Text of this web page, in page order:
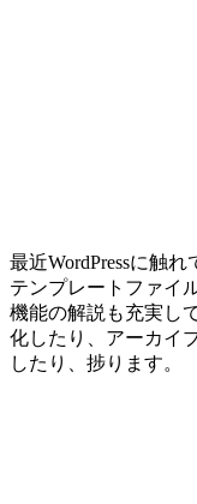
最近WordPressに触
テンプレートファイ
機能の解説も充実し
化したり、アーカイ
したり、捗ります。